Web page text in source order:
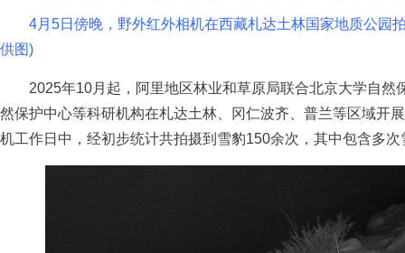
4月5日傍晚，野外红外相机在西藏札达土林国家地质公园
供图)
2025年10月起，阿里地区林业和草原局联合北京大学自然
然保护中心等科研机构在札达土林、冈仁波齐、普兰等区域开
机工作日中，经初步统计共拍摄到雪豹150余次，其中包含多